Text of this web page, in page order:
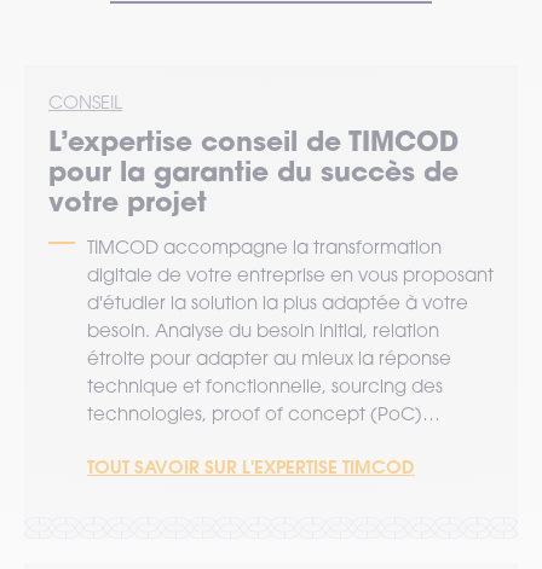
CONSEIL
L’expertise conseil de TIMCOD
pour la garantie du succès de
votre projet
TIMCOD accompagne la transformation
digitale de votre entreprise en vous proposant
d'étudier la solution la plus adaptée à votre
besoin. Analyse du besoin initial, relation
étroite pour adapter au mieux la réponse
technique et fonctionnelle, sourcing des
technologies, proof of concept (PoC)…
TOUT SAVOIR SUR L'EXPERTISE TIMCOD